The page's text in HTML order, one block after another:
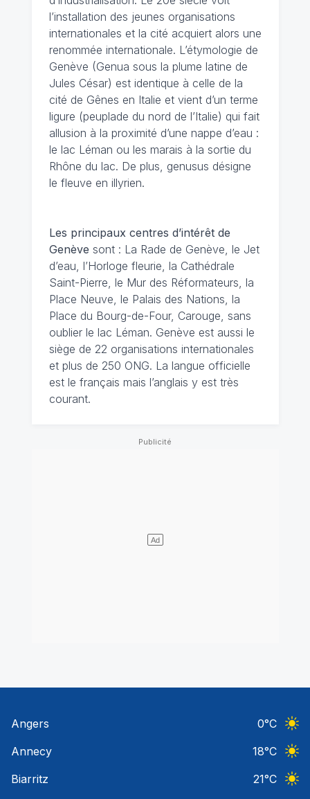
l’installation des jeunes organisations
internationales et la cité acquiert alors une
renommée internationale. L’étymologie de
Genève (Genua sous la plume latine de
Jules César) est identique à celle de la
cité de Gênes en Italie et vient d’un terme
ligure (peuplade du nord de l’Italie) qui fait
allusion à la proximité d’une nappe d’eau :
le lac Léman ou les marais à la sortie du
Rhône du lac. De plus, genusus désigne
le fleuve en illyrien.
Les principaux centres d’intérêt de
Genève sont : La Rade de Genève, le Jet
d’eau, l’Horloge fleurie, la Cathédrale
Saint-Pierre, le Mur des Réformateurs, la
Place Neuve, le Palais des Nations, la
Place du Bourg-de-Four, Carouge, sans
oublier le lac Léman. Genève est aussi le
siège de 22 organisations internationales
et plus de 250 ONG. La langue officielle
est le français mais l’anglais y est très
courant.
Angers 0°C
Annecy
18°C
Biarritz
21°C